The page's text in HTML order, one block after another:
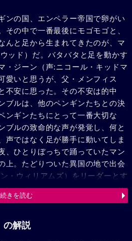
ンの国、エンペラー帝国で卵がい
その中で一番最後にモゴモゴと、
んと足から生まれてきたのが、マ
ッド）だ。バタバタと足を動かす
・ジーン（声:ニコール・キッドマ
愛いと思うが、父・メンフィス
不安に思った。その不安は的中
ブルは、他のペンギンたちとの決
ンギンたちにとって一番大切な
ブルの致命的な声が発覚し、何と
声ではなく足が勝手に動いてしま
、ひとりぼっちで踊っていたマン
上。たどりついた異国の地で出会
・ウィリアムズ）をリーダーとす
・アミーゴス。彼らはマンブル
ルは皇帝ペンギンとは全く違う仲
んと追放命令だった。こうしてマ
続きを読む
の解説